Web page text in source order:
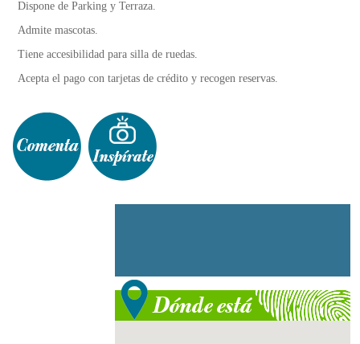
Dispone de Parking y Terraza.
Admite mascotas.
Tiene accesibilidad para silla de ruedas.
Acepta el pago con tarjetas de crédito y recogen reservas.